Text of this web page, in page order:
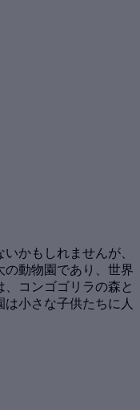
かもしれませんが、
の動物園であり、世界
コンゴゴリラの森と
小さな子供たちに人